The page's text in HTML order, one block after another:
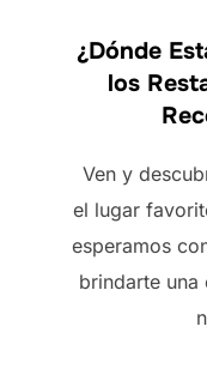
¿Dónde
los
Ven y
el lugar
esperamos
brindarte una